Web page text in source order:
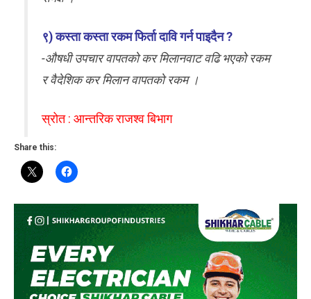
९) कस्ता कस्ता रकम फिर्ता दावि गर्न पाइदैन ?
-औषधी उपचार वापतको कर मिलानवाट वढि भएको रकम
र वैदेशिक कर मिलान वापतको रकम ।
स्रोत : आन्तरिक राजश्व बिभाग
Share this: